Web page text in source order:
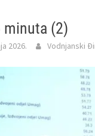
minuta (2)
2026. Vodnjanski